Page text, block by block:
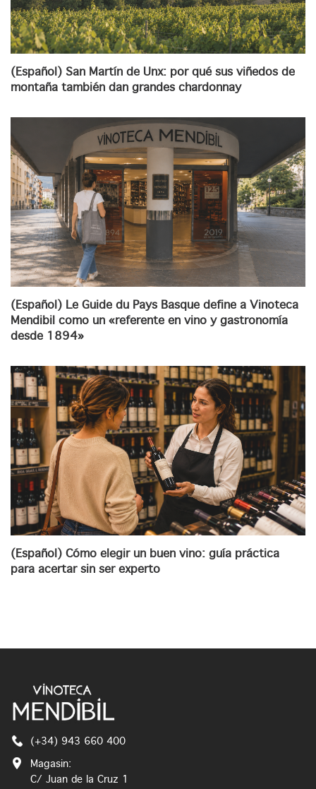
(Español) San Martín de Unx: por qué sus viñedos de
montaña también dan grandes chardonnay
(Español) Le Guide du Pays Basque define a Vinoteca
Mendibil como un «referente en vino y gastronomía
desde 1894»
(Español) Cómo elegir un buen vino: guía práctica
para acertar sin ser experto
(+34) 943 660 400
Magasin:
C/ Juan de la Cruz 1